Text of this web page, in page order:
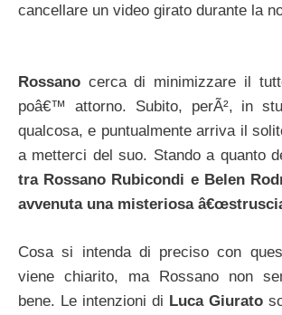
cancellare un video girato durante la
Rossano cerca di minimizzare il
poâ€™ attorno. Subito, perÃ², in
qualcosa, e puntualmente arriva il
a metterci del suo. Stando a quanto
tra Rossano Rubicondi e Belen
avvenuta una misteriosa
Cosa si intenda di preciso con
viene chiarito, ma Rossano non
bene. Le intenzioni di Luca Giurato